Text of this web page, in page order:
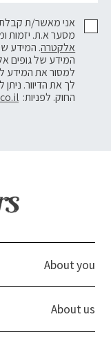
אני מאשר/ת קבלת
מסער א.ת. יזמות
אלקטרה. המידע
המידע של גופים
למסור את המידע
לך את הדיוור.
החוק. לפניות:
About you
About us